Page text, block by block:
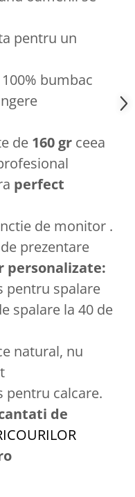
pentru un
bumbac
de 160 gr ceea
perfect
de monitor .
prezentare
pentru spalare
spalare la 40 de
natural, nu
pentru calcare.
de